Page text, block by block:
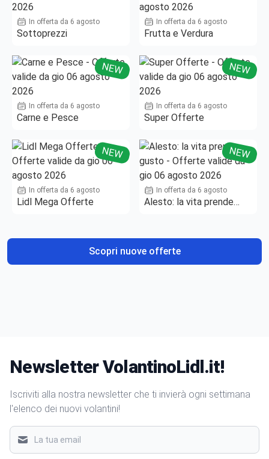
In offerta da 6 agosto
Sottoprezzi
In offerta da 6 agosto
Frutta e Verdura
NEW
In offerta da 6 agosto
Carne e Pesce
NEW
In offerta da 6 agosto
Super Offerte
NEW
In offerta da 6 agosto
Lidl Mega Offerte
NEW
In offerta da 6 agosto
Alesto: la vita prende
Scopri nuove offerte
Newsletter VolantinoLidl.it!
Iscriviti alla nostra newsletter che ti invierà ogni settimana
l'elenco dei nuovi volantini!